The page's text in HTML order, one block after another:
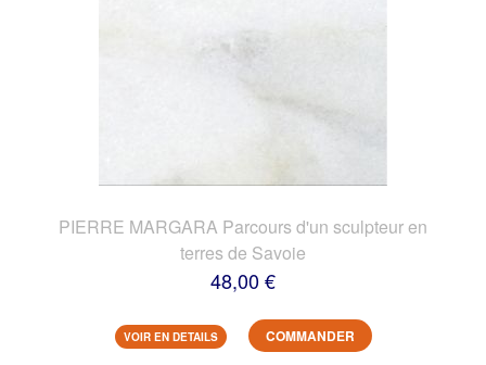
PIERRE MARGARA Parcours d'un sculpteur en
terres de Savoie
48,00 €
VOIR EN DETAILS COMMANDER